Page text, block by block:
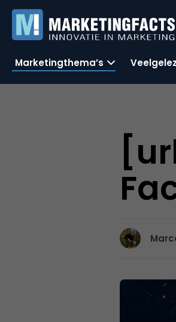
Marketingthema’s